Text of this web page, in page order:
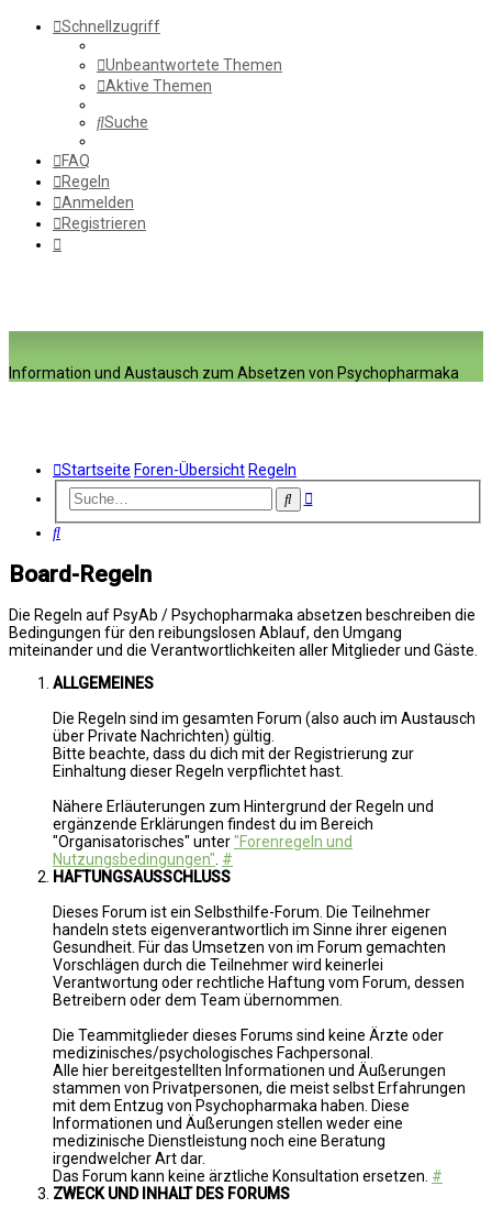
Schnellzugriff
Unbeantwortete Themen
Aktive Themen
Suche
FAQ
Regeln
Anmelden
Registrieren
Information und Austausch zum Absetzen von Psychopharmaka
Startseite Foren-Übersicht Regeln
SucheErweiterte
Suche
Board-Regeln
Die Regeln auf PsyAb / Psychopharmaka absetzen beschreiben die
Bedingungen für den reibungslosen Ablauf, den Umgang
miteinander und die Verantwortlichkeiten aller Mitglieder und Gäste.
ALLGEMEINES
Die Regeln sind im gesamten Forum (also auch im Austausch
über Private Nachrichten) gültig.
Bitte beachte, dass du dich mit der Registrierung zur
Einhaltung dieser Regeln verpflichtet hast.
Nähere Erläuterungen zum Hintergrund der Regeln und
ergänzende Erklärungen findest du im Bereich
"Organisatorisches" unter"Forenregeln und
Nutzungsbedingungen". #
HAFTUNGSAUSSCHLUSS
Dieses Forum ist ein Selbsthilfe-Forum. Die Teilnehmer
handeln stets eigenverantwortlich im Sinne ihrer eigenen
Gesundheit. Für das Umsetzen von im Forum gemachten
Vorschlägen durch die Teilnehmer wird keinerlei
Verantwortung oder rechtliche Haftung vom Forum, dessen
Betreibern oder dem Team übernommen.
Die Teammitglieder dieses Forums sind keine Ärzte oder
medizinisches/psychologisches Fachpersonal.
Alle hier bereitgestellten Informationen und Äußerungen
stammen von Privatpersonen, die meist selbst Erfahrungen
mit dem Entzug von Psychopharmaka haben. Diese
Informationen und Äußerungen stellen weder eine
medizinische Dienstleistung noch eine Beratung
irgendwelcher Art dar.
Das Forum kann keine ärztliche Konsultation ersetzen. #
ZWECK UND INHALT DES FORUMS